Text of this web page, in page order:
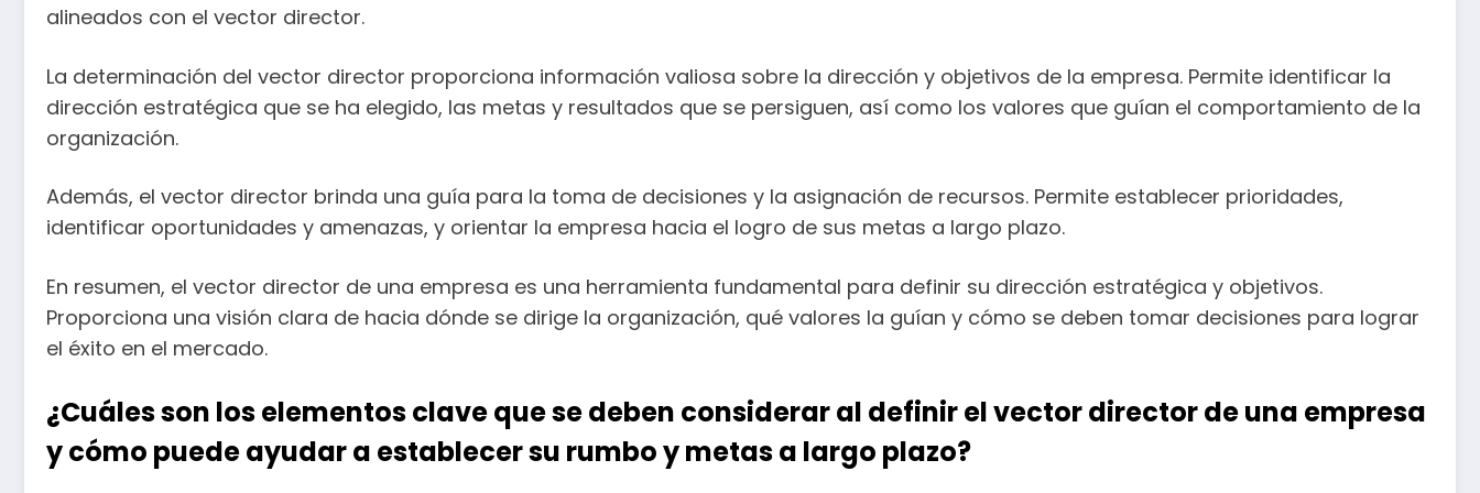
alineados con el vector director.
La determinación del vector director proporciona información valiosa sobre la dirección y objetivos de la empresa. Permite identificar la
dirección estratégica que se ha elegido, las metas y resultados que se persiguen, así como los valores que guían el comportamiento de la
organización.
Además, el vector director brinda una guía para la toma de decisiones y la asignación de recursos. Permite establecer prioridades,
identificar oportunidades y amenazas, y orientar la empresa hacia el logro de sus metas a largo plazo.
En resumen, el vector director de una empresa es una herramienta fundamental para definir su dirección estratégica y objetivos.
Proporciona una visión clara de hacia dónde se dirige la organización, qué valores la guían y cómo se deben tomar decisiones para lograr
el éxito en el mercado.
¿Cuáles son los elementos clave que se deben considerar al definir el vector director de una empresa
y cómo puede ayudar a establecer su rumbo y metas a largo plazo?